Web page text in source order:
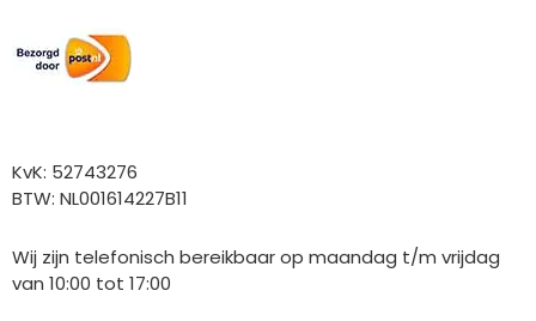
KvK: 52743276
BTW: NL001614227B11
Wij zijn telefonisch bereikbaar op maandag t/m vrijdag
van 10:00 tot 17:00